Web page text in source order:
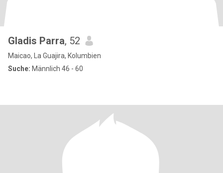
Gladis Parra, 52
Maicao, La Guajira, Kolumbien
Suche: Männlich 46 - 60